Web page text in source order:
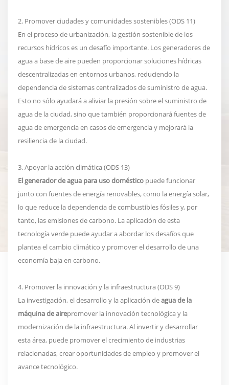
2. Promover ciudades y comunidades sostenibles (ODS 11)
En el proceso de urbanización, la gestión sostenible de los
recursos hídricos es un desafío importante. Los generadores de
agua a base de aire pueden proporcionar soluciones hídricas
descentralizadas en entornos urbanos, reduciendo la
dependencia de sistemas centralizados de suministro de agua.
Esto no sólo ayudará a aliviar la presión sobre el suministro de
agua de la ciudad, sino que también proporcionará fuentes de
agua de emergencia en casos de emergencia y mejorará la
resiliencia de la ciudad.
3. Apoyar la acción climática (ODS 13)
El generador de agua para uso doméstico puede funcionar
junto con fuentes de energía renovables, como la energía solar,
lo que reduce la dependencia de combustibles fósiles y, por
tanto, las emisiones de carbono. La aplicación de esta
tecnología verde puede ayudar a abordar los desafíos que
plantea el cambio climático y promover el desarrollo de una
economía baja en carbono.
4. Promover la innovación y la infraestructura (ODS 9)
La investigación, el desarrollo y la aplicación deagua de la
máquina de airepromover la innovación tecnológica y la
modernización de la infraestructura. Al invertir y desarrollar
esta área, puede promover el crecimiento de industrias
relacionadas, crear oportunidades de empleo y promover el
avance tecnológico.